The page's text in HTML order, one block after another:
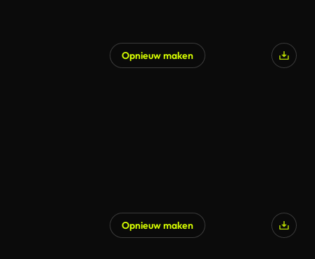
Opnieuw maken
Opnieuw maken